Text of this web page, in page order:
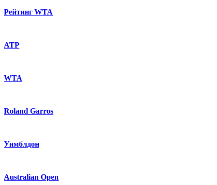
Рейтинг WTA
ATP
WTA
Roland Garros
Уимблдон
Australian Open